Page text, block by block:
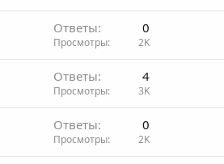
Ответы 0
Просмотры 2K
Ответы 4
Просмотры 3K
Ответы 0
Просмотры 2K